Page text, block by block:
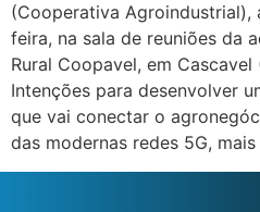
(Cooperativa Agroindustrial),
feira, na sala de reuniões da
Rural Coopavel, em
Intenções para desenvolver
que vai conectar o
das modernas redes 5G,